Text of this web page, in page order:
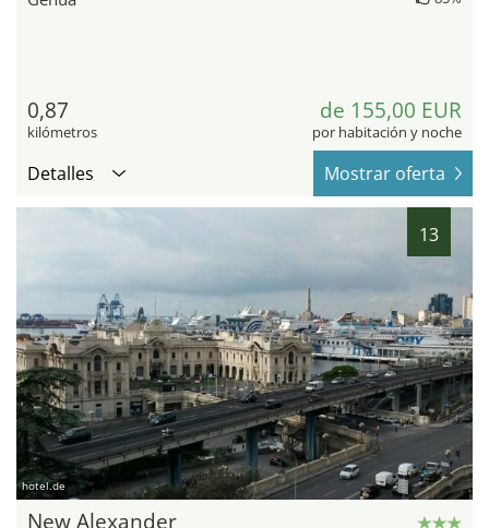
0,87
kilómetros
de 155,00 EUR
por habitación y noche
Detalles Mostrar oferta
13
hotel.de
New Alexander